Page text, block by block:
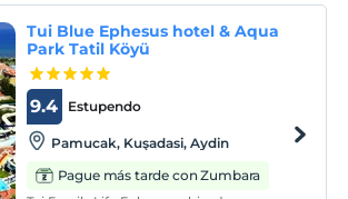
región del Egeo se encuentra con el mar, a
71 km
Tui Blue Ephesus hotel & Aqua
Park Tatil Köyü
Estupendo
9.4
Pamucak, Kuşadasi, Aydin
Pague más tarde con Zumbara